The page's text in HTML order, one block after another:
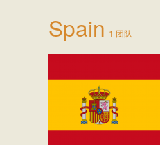
Spain 1 团队